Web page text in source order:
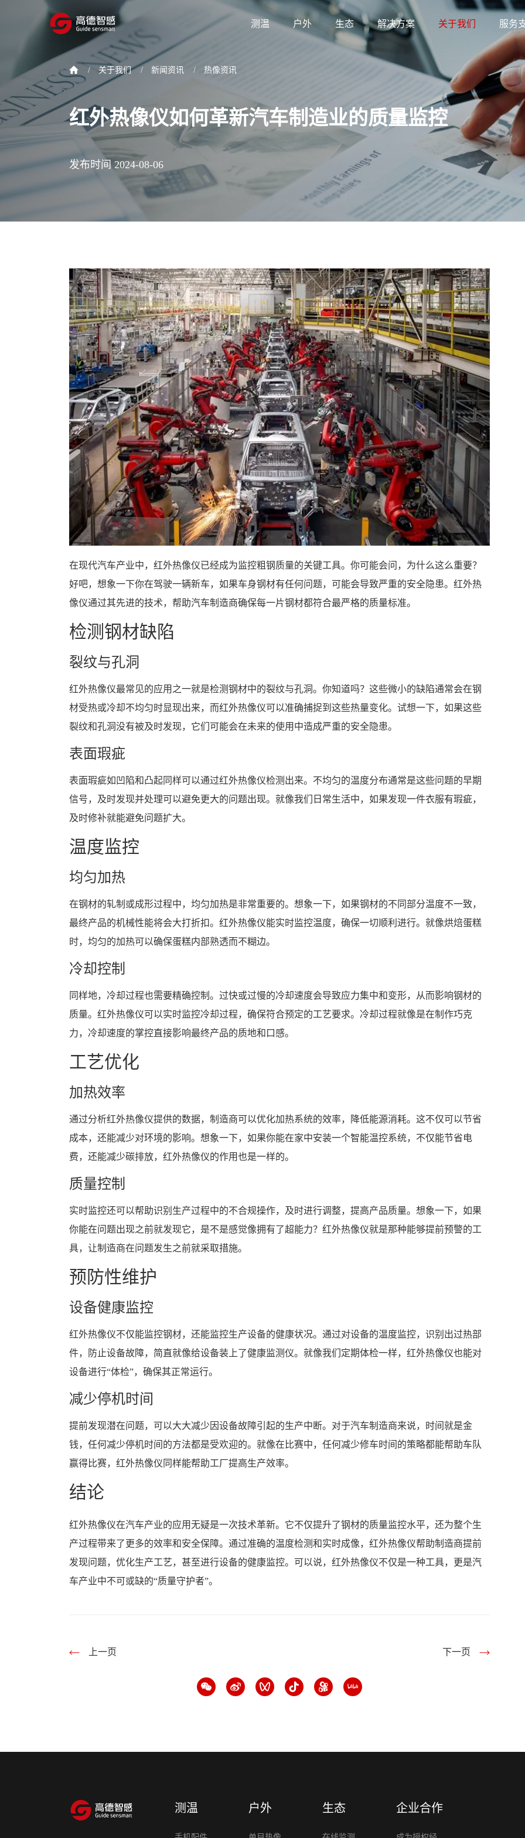
测温 户外 生态 解决方案 关于我们 服务
/ 关于我们 / 新闻资讯 / 热像资讯
红外热像仪如何革新汽车制造业的质量监控
发布时间 2024-08-06
在现代汽车产业中，红外热像仪已经成为监控粗钢质量的关键工具。你可能会问，为什么这么重要？
好吧，想象一下你在驾驶一辆新车，如果车身钢材有任何问题，可能会导致严重的安全隐患。红外热
像仪通过其先进的技术，帮助汽车制造商确保每一片钢材都符合最严格的质量标准。
检测钢材缺陷
裂纹与孔洞
红外热像仪最常见的应用之一就是检测钢材中的裂纹与孔洞。你知道吗？这些微小的缺陷通常会在钢
材受热或冷却不均匀时显现出来，而红外热像仪可以准确捕捉到这些热量变化。试想一下，如果这些
裂纹和孔洞没有被及时发现，它们可能会在未来的使用中造成严重的安全隐患。
表面瑕疵
表面瑕疵如凹陷和凸起同样可以通过红外热像仪检测出来。不均匀的温度分布通常是这些问题的早期
信号，及时发现并处理可以避免更大的问题出现。就像我们日常生活中，如果发现一件衣服有瑕疵，
及时修补就能避免问题扩大。
温度监控
均匀加热
在钢材的轧制或成形过程中，均匀加热是非常重要的。想象一下，如果钢材的不同部分温度不一致，
最终产品的机械性能将会大打折扣。红外热像仪能实时监控温度，确保一切顺利进行。就像烘焙蛋糕
时，均匀的加热可以确保蛋糕内部熟透而不糊边。
冷却控制
同样地，冷却过程也需要精确控制。过快或过慢的冷却速度会导致应力集中和变形，从而影响钢材的
质量。红外热像仪可以实时监控冷却过程，确保符合预定的工艺要求。冷却过程就像是在制作巧克
力，冷却速度的掌控直接影响最终产品的质地和口感。
工艺优化
加热效率
通过分析红外热像仪提供的数据，制造商可以优化加热系统的效率，降低能源消耗。这不仅可以节省
成本，还能减少对环境的影响。想象一下，如果你能在家中安装一个智能温控系统，不仅能节省电
费，还能减少碳排放，红外热像仪的作用也是一样的。
质量控制
实时监控还可以帮助识别生产过程中的不合规操作，及时进行调整，提高产品质量。想象一下，如果
你能在问题出现之前就发现它，是不是感觉像拥有了超能力？红外热像仪就是那种能够提前预警的工
具，让制造商在问题发生之前就采取措施。
预防性维护
设备健康监控
红外热像仪不仅能监控钢材，还能监控生产设备的健康状况。通过对设备的温度监控，识别出过热部
件，防止设备故障，简直就像给设备装上了健康监测仪。就像我们定期体检一样，红外热像仪也能对
设备进行“体检”，确保其正常运行。
减少停机时间
提前发现潜在问题，可以大大减少因设备故障引起的生产中断。对于汽车制造商来说，时间就是金
钱，任何减少停机时间的方法都是受欢迎的。就像在比赛中，任何减少修车时间的策略都能帮助车队
赢得比赛，红外热像仪同样能帮助工厂提高生产效率。
结论
红外热像仪在汽车产业的应用无疑是一次技术革新。它不仅提升了钢材的质量监控水平，还为整个生
产过程带来了更多的效率和安全保障。通过准确的温度检测和实时成像，红外热像仪帮助制造商提前
发现问题，优化生产工艺，甚至进行设备的健康监控。可以说，红外热像仪不仅是一种工具，更是汽
车产业中不可或缺的“质量守护者”。
上一页 下一页
测温 户外 生态 企业合作